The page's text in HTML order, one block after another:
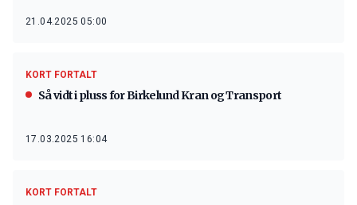
21.04.2025 05:00
KORT FORTALT
Så vidt i pluss for Birkelund Kran og Transport
17.03.2025 16:04
KORT FORTALT